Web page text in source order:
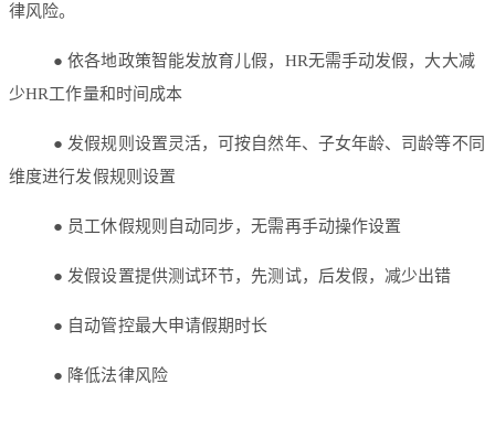
律风险。
● 依各地政策智能发放育儿假，HR无需手动发假，大大减
少HR工作量和时间成本
● 发假规则设置灵活，可按自然年、子女年龄、司龄等不同
维度进行发假规则设置
● 员工休假规则自动同步，无需再手动操作设置
● 发假设置提供测试环节，先测试，后发假，减少出错
● 自动管控最大申请假期时长
● 降低法律风险